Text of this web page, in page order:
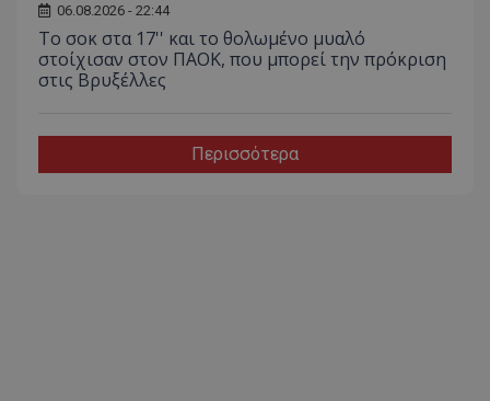
06.08.2026 - 22:44
Το σοκ στα 17'' και το θολωμένο μυαλό
στοίχισαν στον ΠΑΟΚ, που μπορεί την πρόκριση
στις Βρυξέλλες
Περισσότερα